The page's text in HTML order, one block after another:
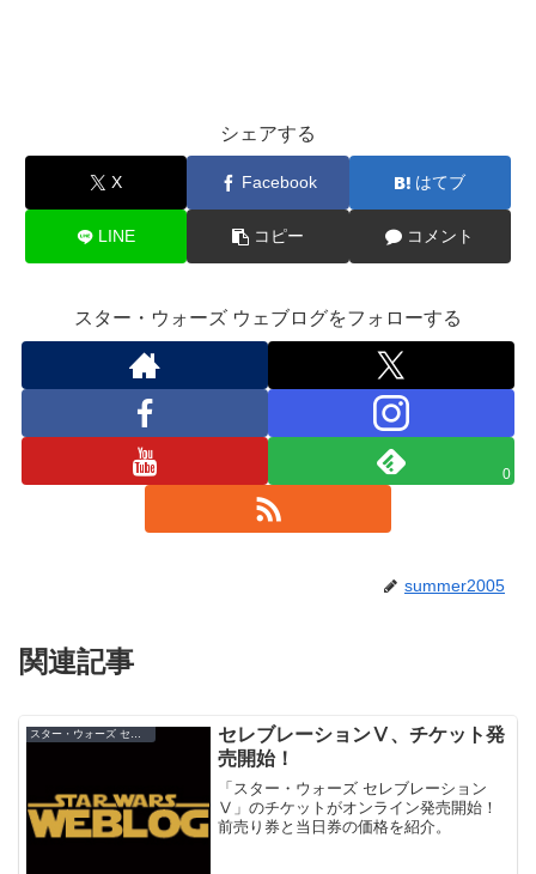
シェアする
X Facebook はてブ
LINE コピー コメント
スター・ウォーズ ウェブログをフォローする
0
summer2005
関連記事
スター・ウォーズ セレブレーション
セレブレーションⅤ、チケット発
売開始！
「スター・ウォーズ セレブレーション
Ⅴ」のチケットがオンライン発売開始！
前売り券と当日券の価格を紹介。